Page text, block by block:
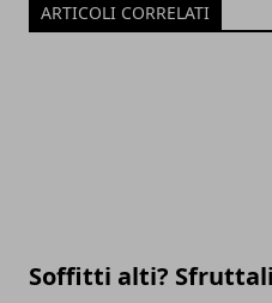
ARTICOLI CORRELATI
Soffitti alti?